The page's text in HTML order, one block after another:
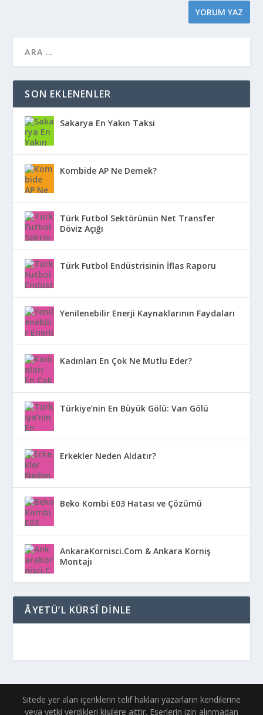
SON EKLENENLER
Sakarya En Yakın Taksi
Kombide AP Ne Demek?
Türk Futbol Sektörünün Net Transfer
Döviz Açığı
Türk Futbol Endüstrisinin İflas Raporu
Yenilenebilir Enerji Kaynaklarının Faydaları
Kadınları En Çok Ne Mutlu Eder?
Türkiye’nin En Büyük Gölü: Van Gölü
Erkekler Neden Aldatır?
Beko Kombi E03 Hatası ve Çözümü
AnkaraKornisci.Com & Ankara Korniş
Montajı
ÂYETÜ’L KÜRSÎ DINLE
Sitede yer alan içeriklerin telif hakları yazarların kendilerine
veya yetki verdikleri kişilere aittir. Eserlerin izin alınmadan